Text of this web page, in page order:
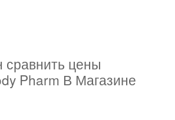
сравнить цены
Pharm В Магазине